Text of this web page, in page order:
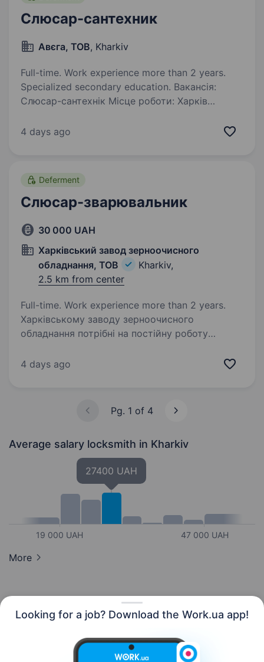
Looking for a job? Download the Work.ua app!
Слюсар-сантехник
Авєга, ТОВ, Kharkiv
Full-time. Work experience more than 2 years.
Specialized secondary education. Вакансія:
Слюсар-сантехнік Місце роботи: Харків
сантехнічного обладнання Діагностика
4 days ago
Deferment
Слюсар-зварювальник
30 000 UAH
Харківський завод зерноочисного
обладнання, ТОВ
Kharkiv,
2.5 km from center
Full-time. Work experience more than 2 years.
Харківському заводу зерноочисного
обладнання потрібні на постійну роботу
з досвідом роботи на напівавтомат. Заробітна
4 days ago
Pg. 1 of 4
Average salary locksmith in Kharkiv
19 000 UAH
27400 UAH
47 000 UAH
More